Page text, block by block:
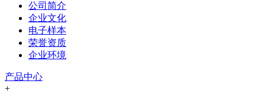
公司简介
企业文化
电子样本
荣誉资质
企业环境
产品中心
+